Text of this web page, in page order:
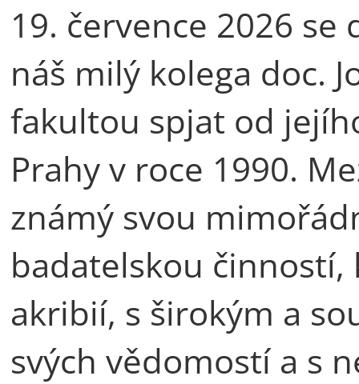
19. července 2026
náš milý kolega doc.
fakultou spjat od
Prahy v roce 1990.
známý svou
badatelskou
akribií, s širokým a
svých vědomostí a s